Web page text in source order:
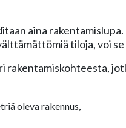
aina
tiloja, voi
rakentamiskohteesta,
oleva rakennus,